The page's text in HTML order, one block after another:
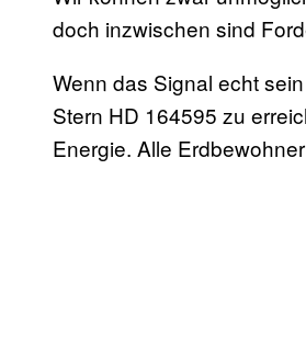
doch inzwischen sind
Wenn das Signal echt
Stern HD 164595 zu
Energie. Alle